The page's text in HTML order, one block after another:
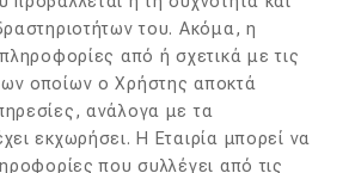
του. Ακόμα, η
πληροφορίες από ή σχετικά με τις
οποίων ο Χρήστης αποκτά
ανάλογα με τα
εκχωρήσει. Η Εταιρία μπορεί να
που συλλέγει από τις